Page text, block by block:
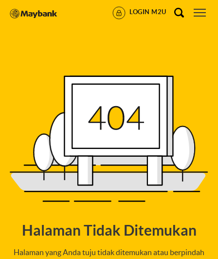
LOGIN M2U
Halaman Tidak Ditemukan
Halaman yang Anda tuju tidak ditemukan atau berpindah